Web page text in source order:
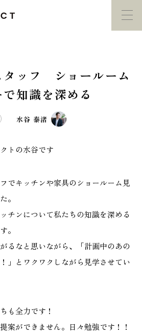
カタログ請求
タッフ ショールーム
知識を深める
水谷 泰渚
トの水谷です
でキッチンや家具のショールーム見
。
チンについて私たちの知識を深める
。
るなと思いながら、「計画中のあの
」とワクワクしながら見学させてい
も全力です！
案ができません。日々勉強です！！